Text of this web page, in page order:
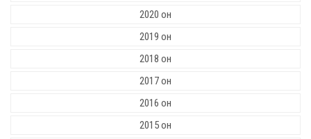
2020 он
2019 он
2018 он
2017 он
2016 он
2015 он